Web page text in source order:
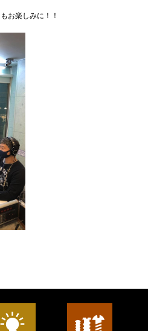
お楽しみに！！